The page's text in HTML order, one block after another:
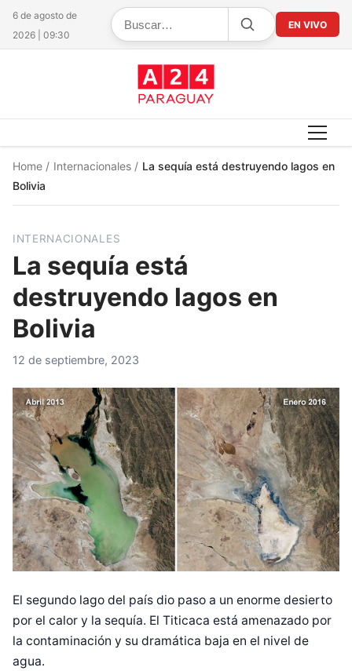
6 de agosto de
2026 | 09:30
EN VIVO
Home / Internacionales / La sequía está destruyendo lagos en
Bolivia
INTERNACIONALES
La sequía está
destruyendo lagos en
Bolivia
12 de septiembre, 2023
El segundo lago del país dio paso a un enorme desierto
por el calor y la sequía. El Titicaca está amenazado por
la contaminación y su dramática baja en el nivel de
agua.